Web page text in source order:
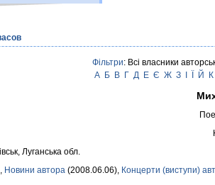
Фільтри: Всі власники
А Б В Г Д Е Є Ж З Й К
Луганська обл.
Новини автора (2008.06.06), Концерти (виступи)